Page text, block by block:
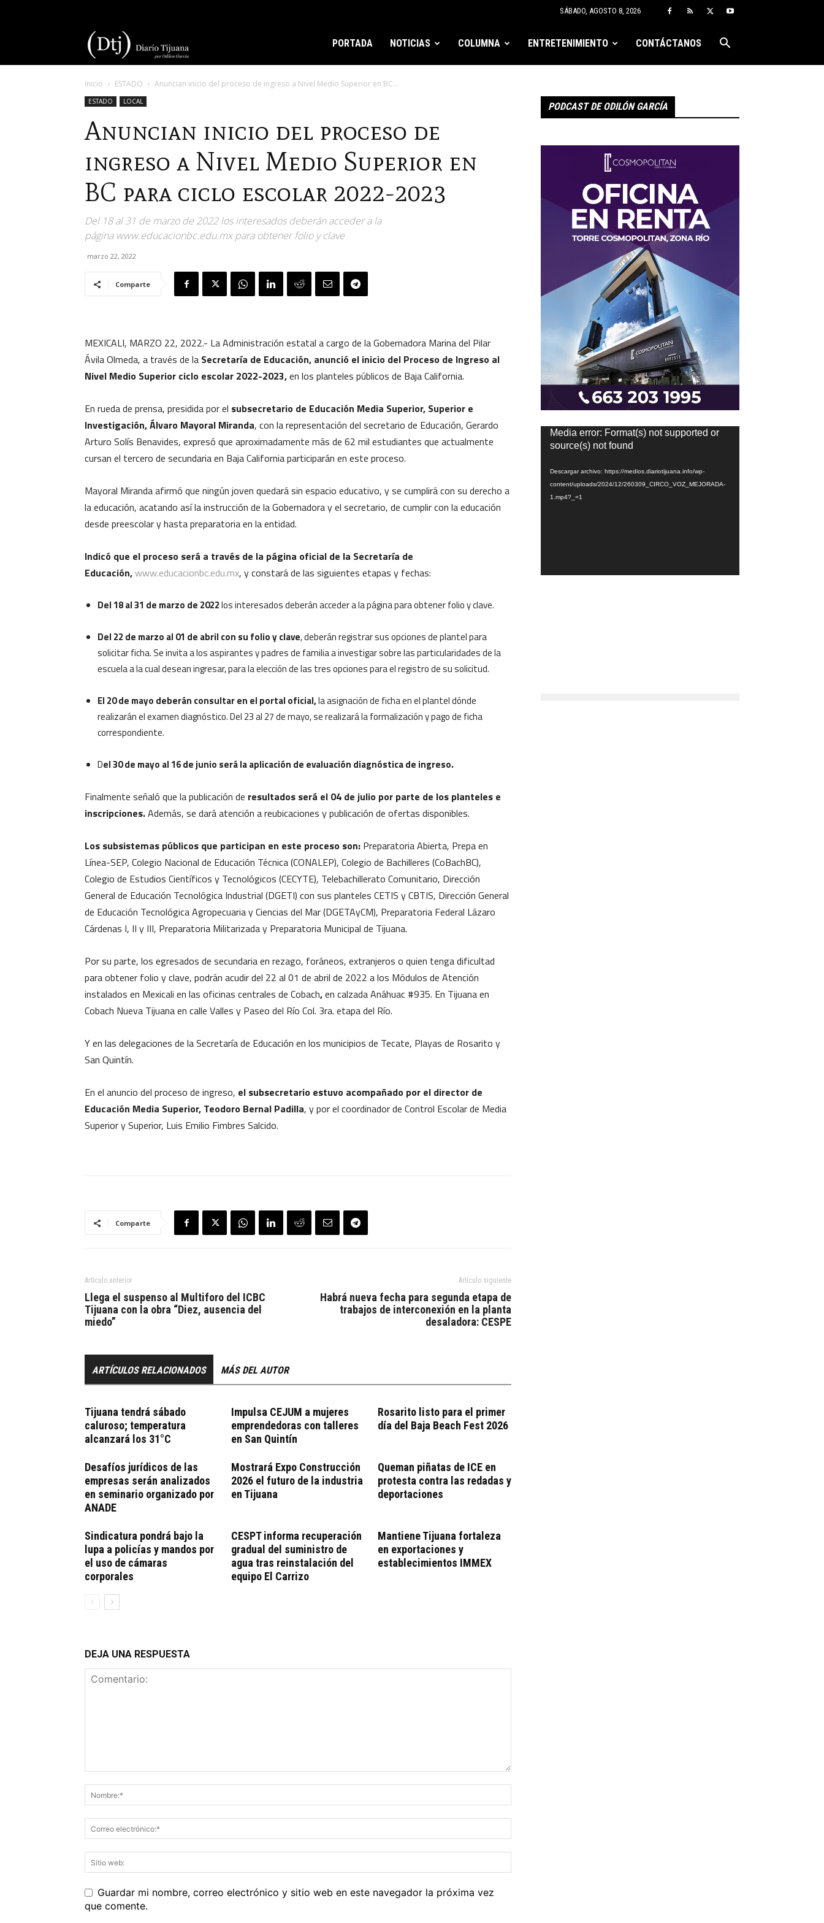
SÁBADO, AGOSTO 8, 2026
Tijuana
PORTADA NOTICIAS COLUMNA ENTRETENIMIENTO CONTÁCTANOS
Inicio ESTADO Anuncian inicio del proceso de ingreso a Nivel Medio Superior en BC...
ESTADO LOCAL
Anuncian inicio del proceso de
ingreso a Nivel Medio Superior en
BC para ciclo escolar 2022-2023
Del 18 al 31 de marzo de 2022 los interesados deberán acceder a la
página www.educacionbc.edu.mx para obtener folio y clave
marzo 22, 2022
Comparte
MEXICALI, MARZO 22, 2022.- La Administración estatal a cargo de la Gobernadora Marina del Pilar
Ávila Olmeda, a través de la Secretaría de Educación, anunció el inicio del Proceso de Ingreso al
Nivel Medio Superior ciclo escolar 2022-2023,en los planteles públicos de Baja California.
En rueda de prensa, presidida por el subsecretario de Educación Media Superior, Superior e
Investigación, Álvaro Mayoral Miranda, con la representación del secretario de Educación, Gerardo
Arturo Solís Benavides, expresó que aproximadamente más de 62 mil estudiantes que actualmente
cursan el tercero de secundaria en Baja California participarán en este proceso.
Mayoral Miranda afirmó que ningún joven quedará sin espacio educativo, y se cumplirá con su derecho a
la educación, acatando así la instrucción de la Gobernadora y el secretario, de cumplir con la educación
desde preescolar y hasta preparatoria en la entidad.
Indicó que el proceso será a través de la página oficial de la Secretaría de
Educación,www.educacionbc.edu.mx, y constará de las siguientes etapas y fechas:
Del 18 al 31 de marzo de 2022los interesados deberán acceder a la página para obtener folio y clave.
Del 22 de marzo al 01 de abril con su folio y clave, deberán registrar sus opciones de plantel para
solicitar ficha. Se invita a los aspirantes y padres de familia a investigar sobre las particularidades de la
escuela a la cual desean ingresar, para la elección de las tres opciones para el registro de su solicitud.
El 20 de mayo deberán consultar en el portal oficial,la asignación de ficha en el plantel dónde
realizarán el examen diagnóstico. Del 23 al 27 de mayo, se realizará la formalización y pago de ficha
correspondiente.
Del 30 de mayo al 16 de junio será la aplicación de evaluación diagnóstica de ingreso.
Finalmente señaló que la publicación de resultados será el 04 de julio por parte de los planteles e
inscripciones.Además, se dará atención a reubicaciones y publicación de ofertas disponibles.
Los subsistemas públicos que participan en este proceso son: Preparatoria Abierta, Prepa en
Línea-SEP, Colegio Nacional de Educación Técnica (CONALEP), Colegio de Bachilleres (CoBachBC),
Colegio de Estudios Científicos y Tecnológicos (CECYTE), Telebachillerato Comunitario, Dirección
General de Educación Tecnológica Industrial (DGETI) con sus planteles CETIS y CBTIS, Dirección General
de Educación Tecnológica Agropecuaria y Ciencias del Mar (DGETAyCM), Preparatoria Federal Lázaro
Cárdenas I, II y III, Preparatoria Militarizada y Preparatoria Municipal de Tijuana.
Por su parte, los egresados de secundaria en rezago, foráneos, extranjeros o quien tenga dificultad
para obtener folio y clave, podrán acudir del 22 al 01 de abril de 2022 a los Módulos de Atención
instalados en Mexicali en las oficinas centrales de Cobach,en calzada Anáhuac #935. En Tijuana en
Cobach Nueva Tijuana en calle Valles y Paseo del Río Col. 3ra. etapa del Río.
Y en las delegaciones de la Secretaría de Educación en los municipios de Tecate, Playas de Rosarito y
San Quintín.
En el anuncio del proceso de ingreso, el subsecretario estuvo acompañado por el director de
Educación Media Superior, Teodoro Bernal Padilla, y por el coordinador de Control Escolar de Media
Superior y Superior, Luis Emilio Fimbres Salcido.
Comparte
Artículo anterior
Llega el suspenso al Multiforo del ICBC
Tijuana con la obra “Diez, ausencia del
miedo”
Artículo siguiente
Habrá nueva fecha para segunda etapa de
trabajos de interconexión en la planta
desaladora: CESPE
ARTÍCULOS RELACIONADOS MÁS DEL AUTOR
Tijuana tendrá sábado
caluroso; temperatura
alcanzará los 31°C
Impulsa CEJUM a mujeres
emprendedoras con talleres
en San Quintín
Rosarito listo para el primer
día del Baja Beach Fest 2026
Desafíos jurídicos de las
empresas serán analizados
en seminario organizado por
ANADE
Mostrará Expo Construcción
2026 el futuro de la industria
en Tijuana
Queman piñatas de ICE en
protesta contra las redadas y
deportaciones
Sindicatura pondrá bajo la
lupa a policías y mandos por
el uso de cámaras
corporales
CESPT informa recuperación
gradual del suministro de
agua tras reinstalación del
equipo El Carrizo
Mantiene Tijuana fortaleza
en exportaciones y
establecimientos IMMEX
DEJA UNA RESPUESTA
Guardar mi nombre, correo electrónico y sitio web en este navegador la próxima vez
que comente.
PODCAST DE ODILÓN GARCÍA
Reproductor
de
Media error: Format(s) not supported or
source(s) not found
Descargar archivo: https://medios.diariotijuana.info/wp-
content/uploads/2024/12/260309_CIRCO_VOZ_MEJORADA-
1.mp4?_=1